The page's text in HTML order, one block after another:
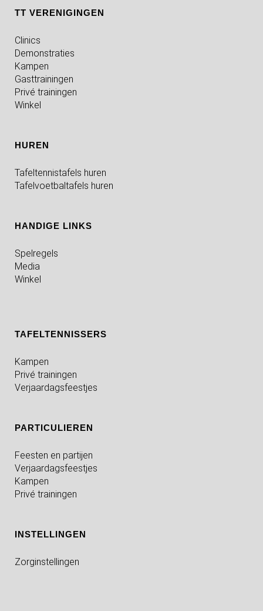
TT VERENIGINGEN
Clinics
Demonstraties
Kampen
Gasttrainingen
Privé trainingen
Winkel
HUREN
Tafeltennistafels huren
Tafelvoetbaltafels huren
HANDIGE LINKS
Spelregels
Media
Winkel
TAFELTENNISSERS
Kampen
Privé trainingen
Verjaardagsfeestjes
PARTICULIEREN
Feesten en partijen
Verjaardagsfeestjes
Kampen
Privé trainingen
INSTELLINGEN
Zorginstellingen